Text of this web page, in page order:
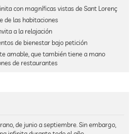
con magníficas vistas de Sant Lorenç
de las habitaciones
a la relajación
de bienestar bajo petición
amable, que también tiene a mano
de restaurantes
de junio a septiembre. Sin embargo,